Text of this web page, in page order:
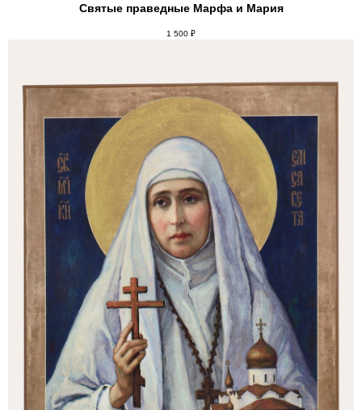
Святые праведные Марфа и Мария
1 500 ₽